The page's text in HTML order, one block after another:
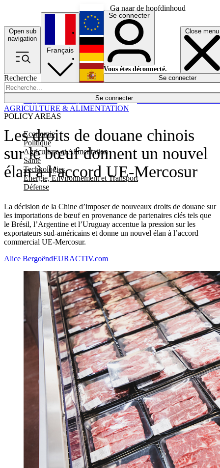
Ga naar de hoofdinhoud
Open sub
navigation
Close menu
Recherche
Se connecter
POLICY AREAS
Economie
Politique
Agriculture et Alimentation
Santé
Technologies
Energie, Environnement et Transport
Défense
Économie
Français
English
Deutsch
Español
Se connecter
Vous êtes déconnecté.
Se connecter
Les droits de douane chinois
sur le bœuf donnent un nouvel
élan à l’accord UE-Mercosur
La décision de la Chine d’imposer de nouveaux droits de douane sur
les importations de bœuf en provenance de partenaires clés tels que
le Brésil, l’Argentine et l’Uruguay accentue la pression sur les
exportateurs sud-américains et donne un nouvel élan à l’accord
commercial UE-Mercosur.
AGRICULTURE & ALIMENTATION
Alice BergoëndEURACTIV.com